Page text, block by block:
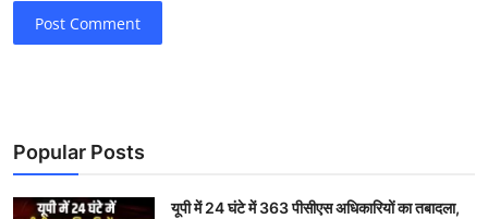
Post Comment
Popular Posts
यूपी में 24 घंटे में 363 पीसीएस अधिकारियों का तबादला,